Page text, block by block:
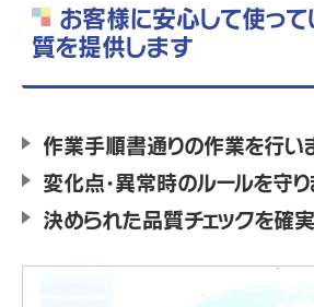
お客様に安心して使っ
質を提供します
作業手順書通りの作業を行い
変化点・異常時のルールを守り
決められた品質チェックを確実